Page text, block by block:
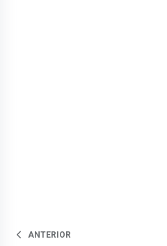
ANTERIOR